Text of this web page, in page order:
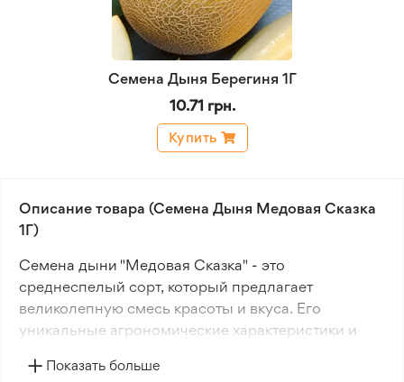
Семена Дыня Берегиня 1Г
10.71 грн.
Купить
Описание товара (Семена Дыня Медовая Сказка
1Г)
Семена дыни "Медовая Сказка" - это
среднеспелый сорт, который предлагает
великолепную смесь красоты и вкуса. Его
уникальные агрономические характеристики и
популярным среди садоводов.
Показать больше